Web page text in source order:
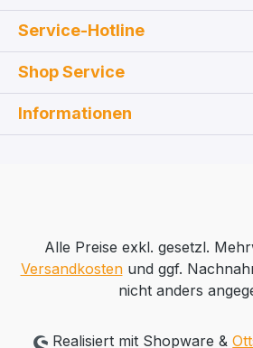
Service-Hotline
Shop Service
Informationen
Alle Preise exkl. gesetzl.
Versandkostenund ggf.
nicht anders
Realisiert mit Shopware &